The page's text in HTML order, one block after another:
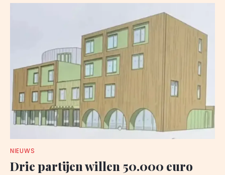
NIEUWS
Drie partijen willen 50.000 euro